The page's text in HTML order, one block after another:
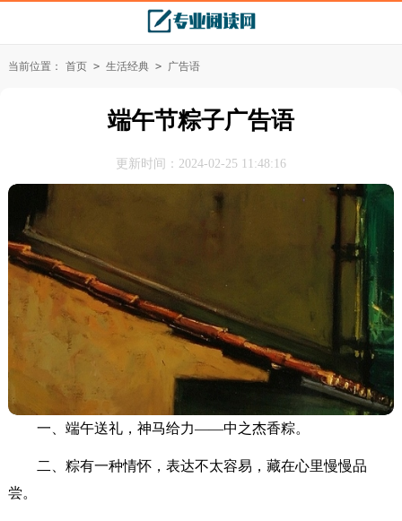
当前位置： 首页 > 生活经典 > 广告语
端午节粽子广告语
更新时间：2024-02-25 11:48:16
一、端午送礼，神马给力——中之杰香粽。
二、粽有一种情怀，表达不太容易，藏在心里慢慢品
尝。